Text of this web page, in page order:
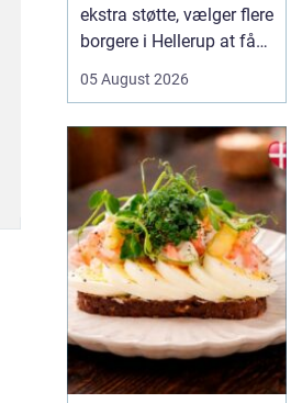
ekstra støtte, vælger flere
borgere i Hellerup at få
sygepleje i hjemmet. Det
nærvær og kontinuitet i
hverdagen, som kan
være svær at finde i et
travlt offentligt
sundhedsvæsen. Med
privat ...
05 August 2026